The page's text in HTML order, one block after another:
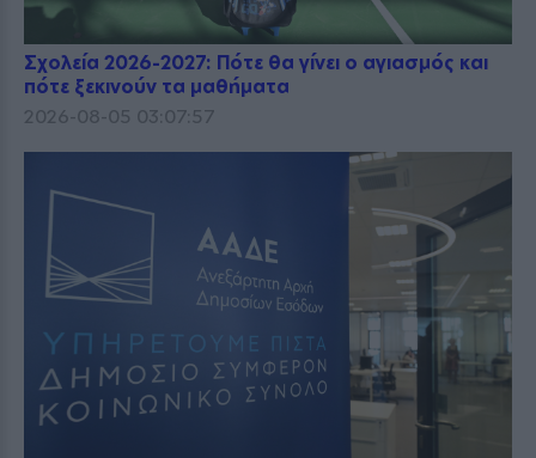
Σχολεία 2026-2027: Πότε θα γίνει ο αγιασμός και
πότε ξεκινούν τα μαθήματα
2026-08-05 03:07:57